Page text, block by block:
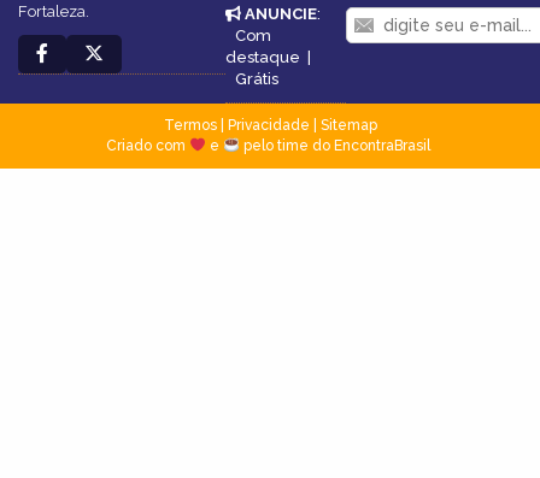
Fortaleza.
ANUNCIE:
Com
destaque |
Grátis
Termos| Privacidade
Sitemap
Criado com
e pelo time do EncontraBrasil